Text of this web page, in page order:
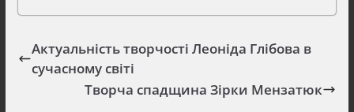
Актуальність творчості Леоніда Глібова в
сучасному світі
Творча спадщина Зірки Мензатюк